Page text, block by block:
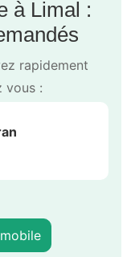
à Limal :
rapidement
vous :